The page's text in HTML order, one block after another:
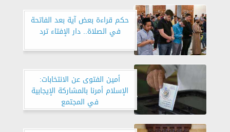
حكم قراءة بعض آية بعد الفاتحة
في الصلاة.. دار الإفتاء ترد
أمين الفتوى عن الانتخابات:
الإسلام أمرنا بالمشاركة الإيجابية
في المجتمع